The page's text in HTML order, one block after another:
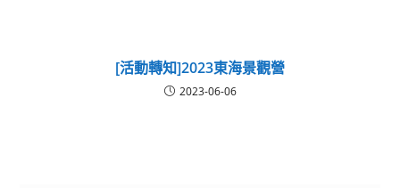
[活動轉知]2023東海景觀營
2023-06-06